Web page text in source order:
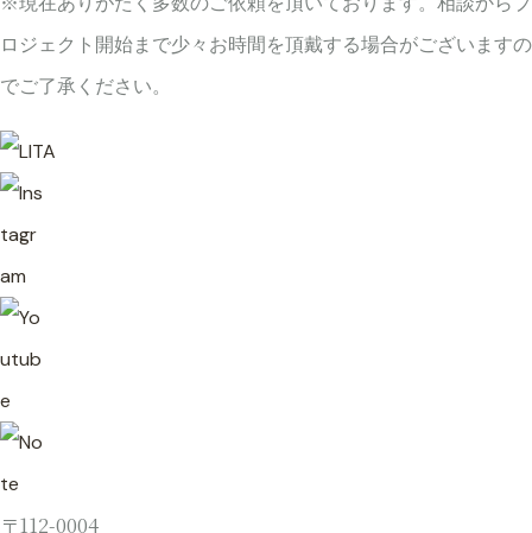
ロジェクト開始まで少々お時間を頂戴する場合がございますの
でご了承ください。
〒112-0004